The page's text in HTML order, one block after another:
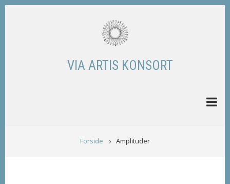
Skip
VIA ARTIS KONSORT
BREADCRUMB
Forside Amplituder